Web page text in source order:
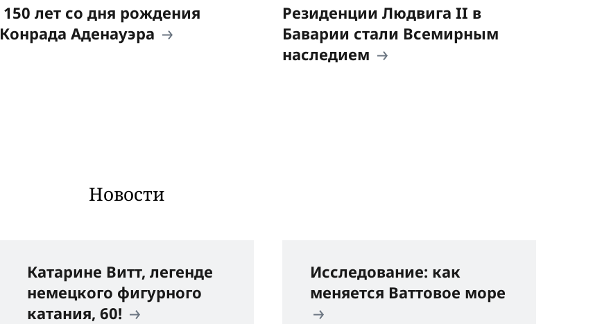
150 лет со дня рождения
Конрада Аденауэра
Резиденции Людвига II в
Баварии стали Всемирным
наследием
Новости
Катарине Витт, легенде
немецкого фигурного
катания, 60!
Исследование: как
меняется Ваттовое море